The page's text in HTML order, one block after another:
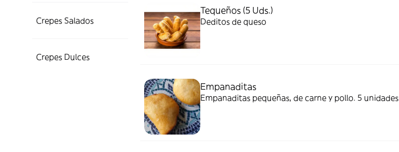
Crepes Salados
Crepes Dulces
Tequeños (5 Uds.)
Deditos de queso
Empanaditas
Empanaditas pequeñas, de carne y pollo. 5 unidades